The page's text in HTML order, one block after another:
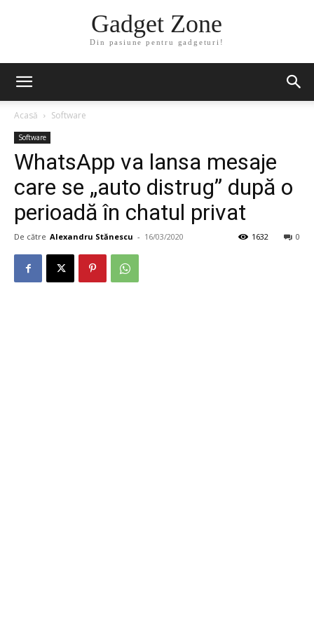
Gadget Zone
Din pasiune pentru gadgeturi!
Acasă Software
Software
WhatsApp va lansa mesaje
care se „auto distrug” după o
perioadă în chatul privat
De către Alexandru Stănescu - 16/03/2020 0
1632